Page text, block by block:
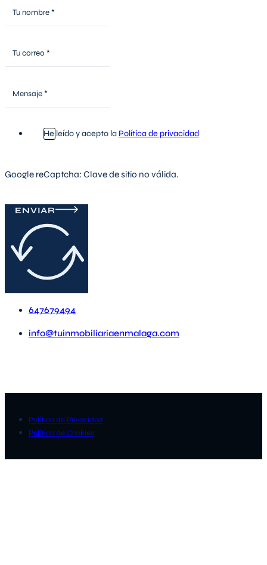
He leído y acepto la Política de privacidad
Google reCaptcha: Clave de sitio no válida.
ENVIAR
647679494
info@tuinmobiliariaenmalaga.com
Política de Privacidad
Política de Cookies